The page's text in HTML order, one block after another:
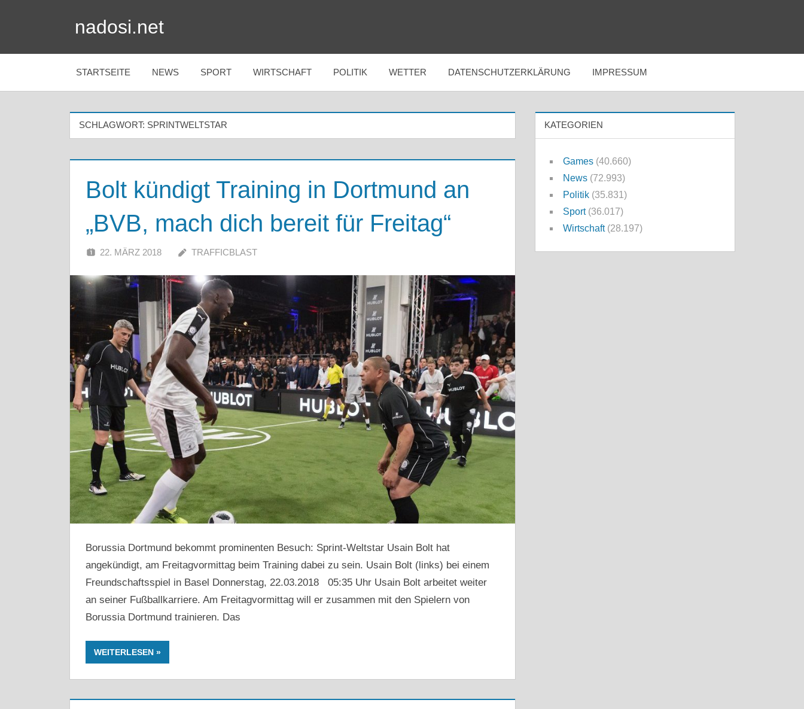
nadosi.net
STARTSEITE NEWS SPORT WIRTSCHAFT POLITIK WETTER DATENSCHUTZERKLÄRUNG IMPRESSUM
SCHLAGWORT: SPRINTWELTSTAR
Bolt kündigt Training in Dortmund an
„BVB, mach dich bereit für Freitag“
22. MÄRZ 2018 TRAFFICBLAST
Borussia Dortmund bekommt prominenten Besuch: Sprint-Weltstar Usain Bolt hat
angekündigt, am Freitagvormittag beim Training dabei zu sein. Usain Bolt (links) bei einem
Freundschaftsspiel in Basel Donnerstag, 22.03.2018 05:35 Uhr Usain Bolt arbeitet weiter
an seiner Fußballkarriere. Am Freitagvormittag will er zusammen mit den Spielern von
Borussia Dortmund trainieren. Das
WEITERLESEN
KATEGORIEN
Games (40.660)
News (72.993)
Politik (35.831)
Sport(36.017)
Wirtschaft(28.197)